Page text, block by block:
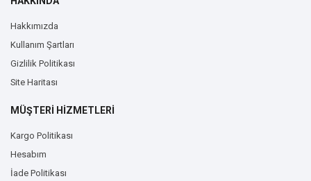
Hakkımızda
Kullanım Şartları
Gizlilik Politikası
Site Haritası
MÜŞTERİ HİZMETLERİ
Kargo Politikası
Hesabım
İade Politikası